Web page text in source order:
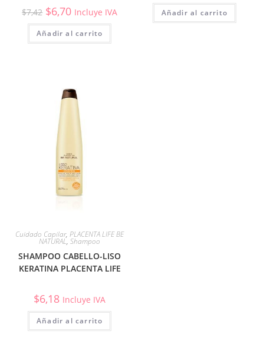
$7,42 $6,70 Incluye IVA
Añadir al carrito
Añadir al carrito
Cuidado Capilar,PLACENTA LIFE BE
NATURAL,Shampoo
SHAMPOO CABELLO-LISO
KERATINA PLACENTA LIFE
$6,18 Incluye IVA
Añadir al carrito